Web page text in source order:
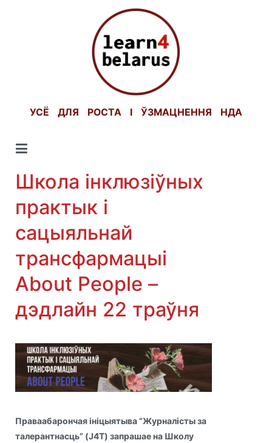
УСЁ ДЛЯ РОСТА І ЎЗМАЦНЕННЯ НДА
Школа інклюзіўных
практык і
сацыяльнай
трансфармацыі
About People –
дэдлайн 22 траўня
Праваабарончая ініцыятыва “Журналісты за
талерантнасць” (J4T) запрашае на Школу